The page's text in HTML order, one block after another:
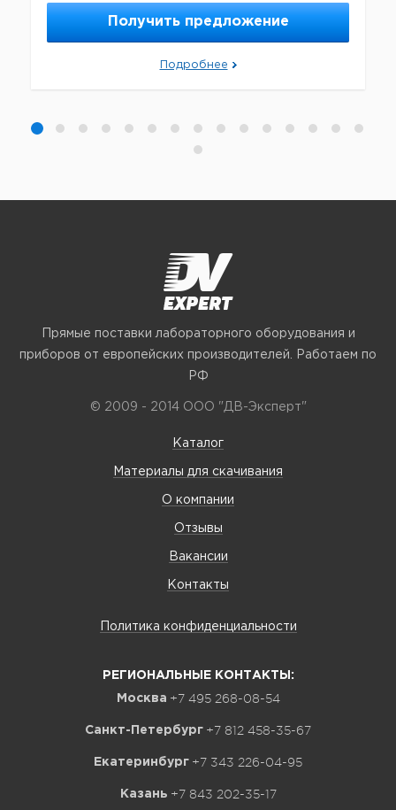
Получить предложение
Подробнее
Прямые поставки лабораторного оборудования и
приборов от европейских производителей. Работаем по
РФ
© 2009 - 2014 ООО "ДВ-Эксперт"
Каталог
Материалы для скачивания
О компании
Отзывы
Вакансии
Контакты
Политика конфиденциальности
РЕГИОНАЛЬНЫЕ КОНТАКТЫ:
Москва +7 495 268-08-54
Санкт-Петербург +7 812 458-35-67
Екатеринбург +7 343 226-04-95
Казань +7 843 202-35-17